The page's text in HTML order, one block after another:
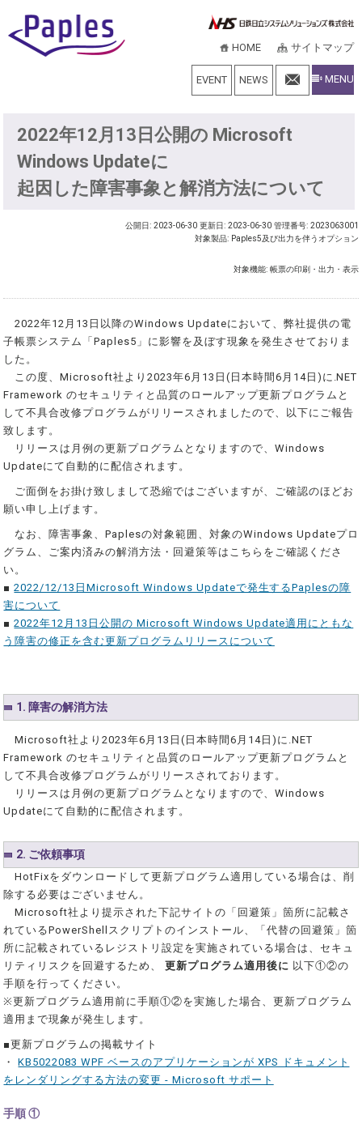
HOME サイトマップ
MENU
NEWS
EVENT
2022年12月13日公開の Microsoft
Windows Updateに
起因した障害事象と解消方法について
公開日: 2023-06-30 更新日: 2023-06-30 管理番号: 2023063001
対象製品: Paples5及び出力を伴うオプション
対象機能: 帳票の印刷・出力・表示
2022年12月13日以降のWindows Updateにおいて、弊社提供の電
子帳票システム「Paples5」に影響を及ぼす現象を発生させておりま
した。
この度、Microsoft社より2023年6月13日(日本時間6月14日)に.NET
Framework のセキュリティと品質のロールアップ更新プログラムと
して不具合改修プログラムがリリースされましたので、以下にご報告
致します。
リリースは月例の更新プログラムとなりますので、Windows
Updateにて自動的に配信されます。
ご面倒をお掛け致しまして恐縮ではございますが、ご確認のほどお
願い申し上げます。
なお、障害事象、Paplesの対象範囲、対象のWindows Updateプロ
グラム、ご案内済みの解消方法・回避策等はこちらをご確認くださ
い。
■2022/12/13日Microsoft Windows Updateで発生するPaplesの障
害について
■2022年12月13日公開の Microsoft Windows Update適用にともな
う障害の修正を含む更新プログラムリリースについて
1. 障害の解消方法
Microsoft社より2023年6月13日(日本時間6月14日)に.NET
Framework のセキュリティと品質のロールアップ更新プログラムと
して不具合改修プログラムがリリースされております。
リリースは月例の更新プログラムとなりますので、Windows
Updateにて自動的に配信されます。
2. ご依頼事項
HotFixをダウンロードして更新プログラム適用している場合は、削
除する必要はございません。
Microsoft社より提示された下記サイトの「回避策」箇所に記載さ
れているPowerShellスクリプトのインストール、「代替の回避策」箇
所に記載されているレジストリ設定を実施されている場合は、セキュ
リティリスクを回避するため、更新プログラム適用後に 以下①②の
手順を行ってください。
※更新プログラム適用前に手順①②を実施した場合、更新プログラム
適用まで現象が発生します。
■更新プログラムの掲載サイト
・KB5022083 WPF ベースのアプリケーションが XPS ドキュメント
をレンダリングする方法の変更 - Microsoft サポート
手順 ①